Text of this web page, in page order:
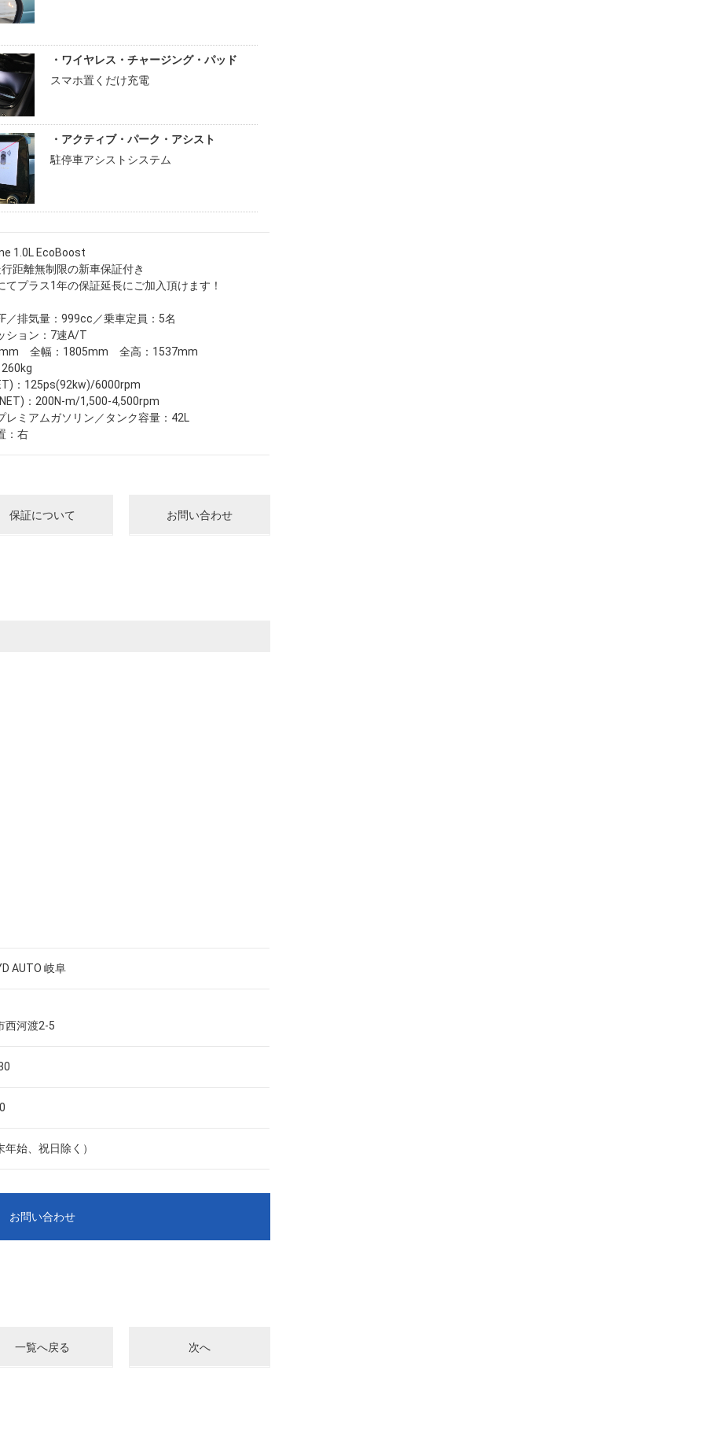
・ワイヤレス・チャージング・パッド
スマホ置くだけ充電
・アクティブ・パーク・アシスト
駐停車アシストシステム
1.0L EcoBoost
距離無制限の新車保証付き
プラス1年の保証延長にご加入頂けます！
／排気量：999cc／乗車定員：5名
ション：7速A/T
全幅：1805mm 全高：1537mm
：125ps(92kw)/6000rpm
：200N-m/1,500-4,500rpm
レミアムガソリン／タンク容量：42L
：右
保証について お問い合わせ
AUTO 岐阜
西河渡2-5
始、祝日除く）
お問い合わせ
一覧へ戻る 次へ